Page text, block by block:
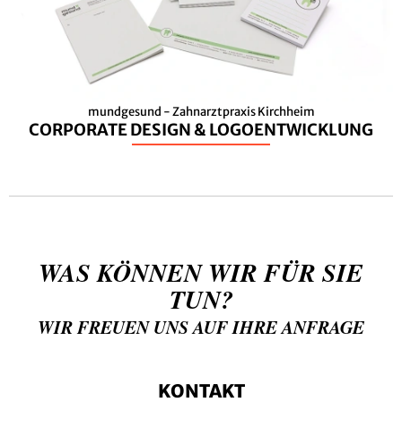
mundgesund - Zahnarztpraxis Kirchheim
CORPORATE DESIGN & LOGOENTWICKLUNG
WAS KÖNNEN WIR FÜR SIE
TUN?
WIR FREUEN UNS AUF IHRE ANFRAGE
KONTAKT